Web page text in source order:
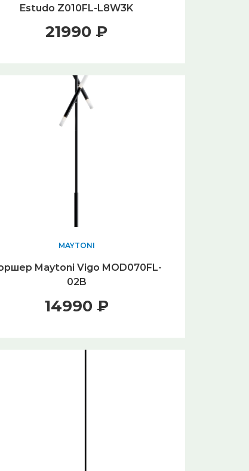
Estudo Z010FL-L8W3K
21990 ₽
MAYTONI
Maytoni Vigo MOD070FL-
02B
14990 ₽